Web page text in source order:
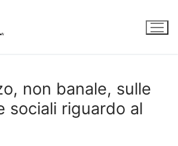
non banale, sulle
sociali riguardo al